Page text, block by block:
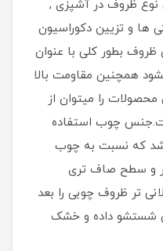
نوع ظروف در آشپزی ,
ها و تزیین دکوراسیون
ظروف بطور کلی با عنوان
همچنین مقاومت بالا
را میتوان از
چوب استفاده
که نسبت به چوب
و سطح صاف تری
تر ظروف چوبی را بعد
شستشو داده و خشک